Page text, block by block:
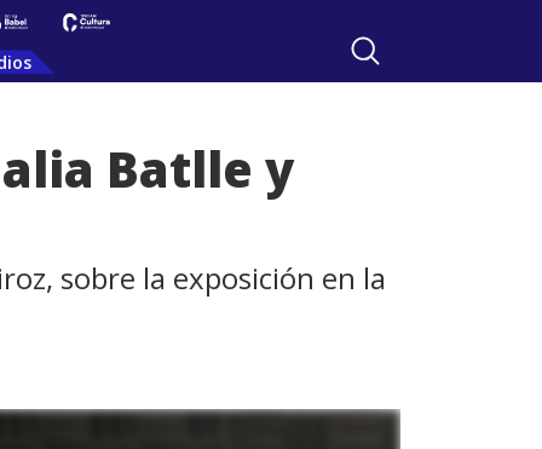
Batlle y
sobre la exposición en la